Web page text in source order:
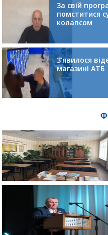
За свій
помститися
колапсом
З’явилося
магазині АТБ